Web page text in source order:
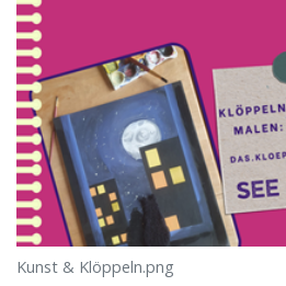
Kunst & Klöppeln.png